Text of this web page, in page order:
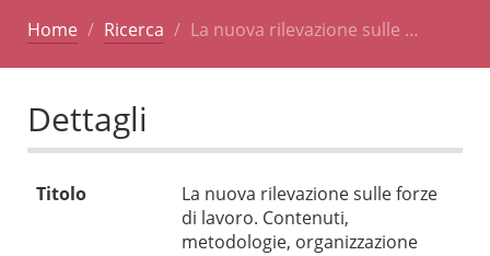
Home Ricerca La nuova rilevazione sulle …
Dettagli
Titolo
La nuova rilevazione sulle forze
di lavoro. Contenuti,
metodologie, organizzazione